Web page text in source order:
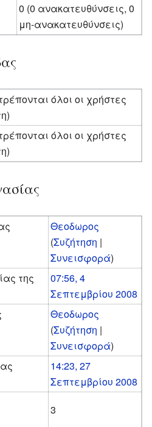
0 (0 ανακατευθύνσεις, 0
μη-ανακατευθύνσεις)
όλοι οι χρήστες
όλοι οι χρήστες
Θεοδωρος
(Συζήτηση |
Συνεισφορά)
της
07:56, 4
Σεπτεμβρίου 2008
Θεοδωρος
(Συζήτηση |
Συνεισφορά)
14:23, 27
Σεπτεμβρίου 2008
3